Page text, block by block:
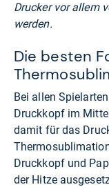
Drucker vor allem
werden.
Die besten
Bei allen
Druckkopf im
damit für das
Druckkopf und
der Hitze